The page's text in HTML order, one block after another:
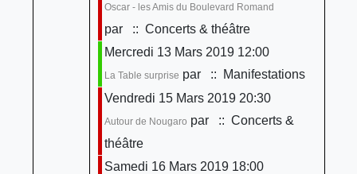
Oscar - les Amis du Boulevard Romand
par
:: Concerts & théâtre
Mercredi 13 Mars 2019 12:00
La Table surprise par
:: Manifestations
Vendredi 15 Mars 2019 20:30
Autour de Nougaro par
:: Concerts &
théâtre
Samedi 16 Mars 2019 18:00